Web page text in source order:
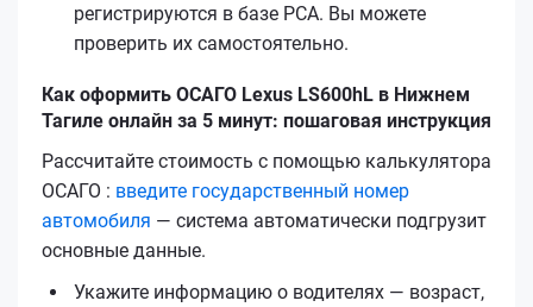
регистрируются в базе РСА. Вы можете
проверить их самостоятельно.
Как оформить ОСАГО Lexus LS600hL в Нижнем
Тагиле онлайн за 5 минут: пошаговая инструкция
Рассчитайте стоимость с помощью калькулятора
ОСАГО : введите государственный номер
автомобиля — система автоматически подгрузит
основные данные.
Укажите информацию о водителях — возраст,